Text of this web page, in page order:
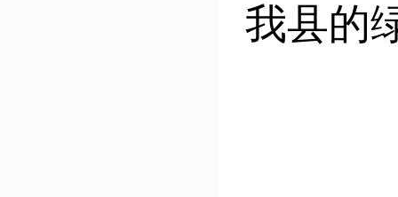
我县的